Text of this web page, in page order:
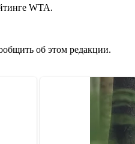
WTA.
об этом редакции.